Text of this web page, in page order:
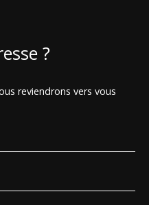
?
reviendrons vers vous